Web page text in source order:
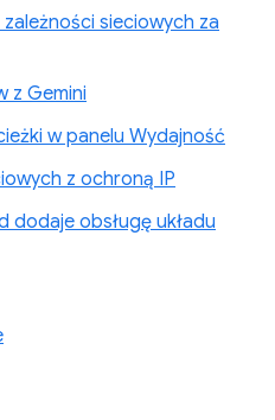
sieciowych za
z Gemini
w panelu Wydajność
z ochroną IP
dodaje obsługę układu